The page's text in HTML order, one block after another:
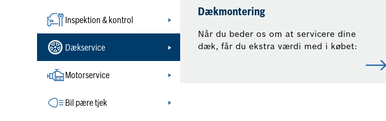
Inspektion & kontrol
Dækservice
Motorservice
Bil pære tjek
Dækmontering
Når du beder os om at servicere dine
dæk, får du ekstra værdi med i købet: